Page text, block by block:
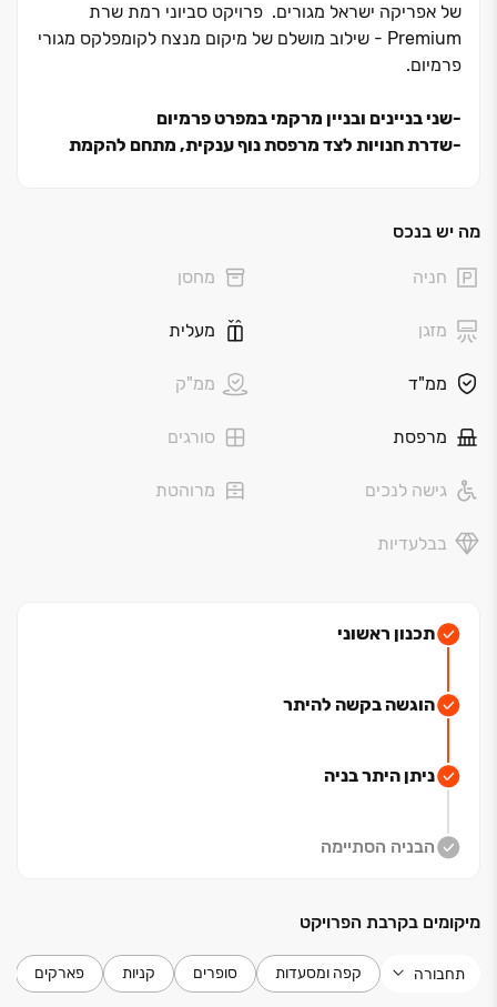
של אפריקה ישראל מגורים. פרויקט סביוני רמת שרת
Premium ‏-
שילוב מושלם של מיקום מנצח לקומפלקס מגורי
פרמיום.
‏-שני בניינים ובניין מרקמי במפרט פרמיום
‏-שדרת חנויות לצד מרפסת נוף ענקית, מתחם להקמת
‏-נגישות גבוהה לכביש בגין
אכלוס ‏11/2029
מה יש בנכס
חניה מחסן
מזגן מעלית
ממ"ד ממ"ק
מרפסת סורגים
גישה לנכים מרוהטת
בבלעדיות
תכנון ראשוני
הוגשה בקשה להיתר
ניתן היתר בניה
הבניה הסתיימה
מיקומים בקרבת הפרויקט
תחבורה קפה ומסעדות סופרים קניות פארקים